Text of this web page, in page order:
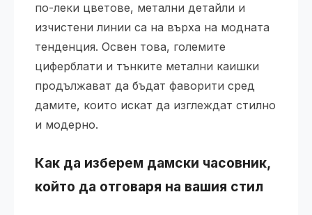
по-леки цветове, метални детайли и
изчистени линии са на върха на модната
тенденция. Освен това, големите
циферблати и тънките метални каишки
продължават да бъдат фаворити сред
дамите, които искат да изглеждат стилно
и модерно.
Как да изберем дамски часовник,
който да отговаря на вашия стил